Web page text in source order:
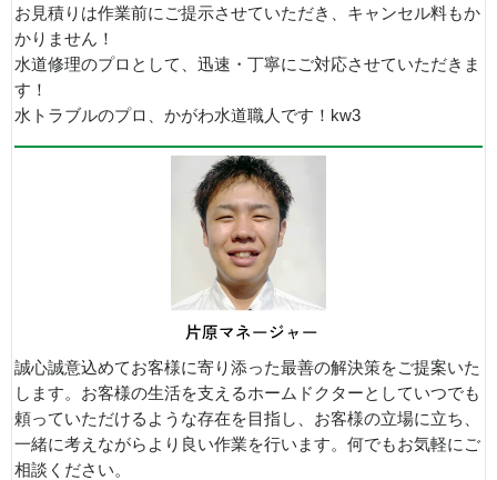
お見積りは作業前にご提示させていただき、キャンセル料もか
かりません！
水道修理のプロとして、迅速・丁寧にご対応させていただきま
す！
水トラブルのプロ、かがわ水道職人です！kw3
誠心誠意込めてお客様に寄り添った最善の解決策をご提案いた
します。お客様の生活を支えるホームドクターとしていつでも
頼っていただけるような存在を目指し、お客様の立場に立ち、
一緒に考えながらより良い作業を行います。何でもお気軽にご
相談ください。